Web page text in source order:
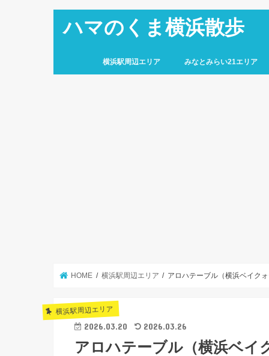
ハマのくま横浜散歩
横浜駅周辺エリア みなとみらい21エリア
HOME 横浜駅周辺エリア アロハテーブル（横浜ベイク
横浜駅周辺エリア
2026.03.20 2026.03.26
アロハテーブル（横浜ベイ